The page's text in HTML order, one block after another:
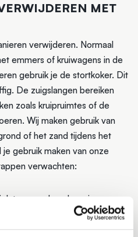
MET
verwijderen. Normaal
emmers of kruiwagens in de
gebruik je de stortkoker. Dit
De zuigslangen bereiken
zoals kruipruimtes of de
Wij maken gebruik van
of het zand tijdens het
gebruik maken van onze
verwachten:
voor bescherming van
mogelijk bij het project